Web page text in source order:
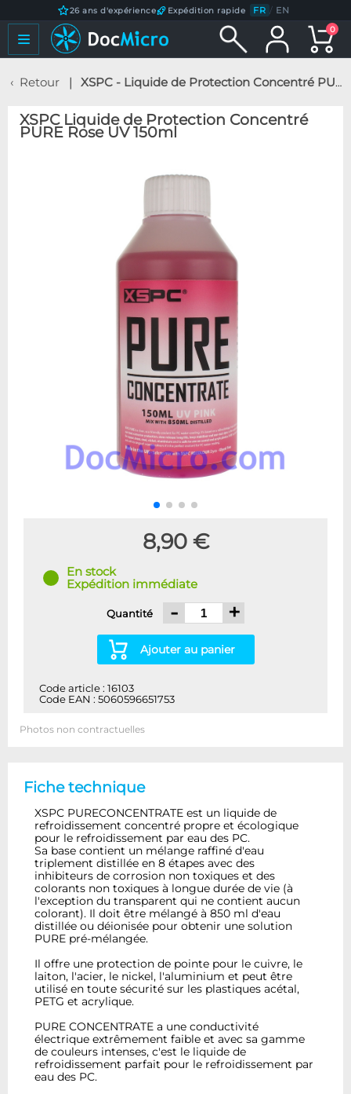
26 ans d'expérience Expédition rapide FR / EN
0
Retour XSPC - Liquide de Protection Concentré PURE Rose UV 150ml
XSPC Liquide de Protection Concentré
PURE Rose UV 150ml
8,90 €
En stock
Expédition immédiate
Quantité - +
Ajouter au panier
Code article : 16103
Code EAN : 5060596651753
Photos non contractuelles
Fiche technique
XSPC PURECONCENTRATE est un liquide de
refroidissement concentré propre et écologique
pour le refroidissement par eau des PC.
Sa base contient un mélange raffiné d'eau
triplement distillée en 8 étapes avec des
inhibiteurs de corrosion non toxiques et des
colorants non toxiques à longue durée de vie (à
l'exception du transparent qui ne contient aucun
colorant). Il doit être mélangé à 850 ml d'eau
distillée ou déionisée pour obtenir une solution
PURE pré-mélangée.
Il offre une protection de pointe pour le cuivre, le
laiton, l'acier, le nickel, l'aluminium et peut être
utilisé en toute sécurité sur les plastiques acétal,
PETG et acrylique.
PURE CONCENTRATE a une conductivité
électrique extrêmement faible et avec sa gamme
de couleurs intenses, c'est le liquide de
refroidissement parfait pour le refroidissement par
eau des PC.